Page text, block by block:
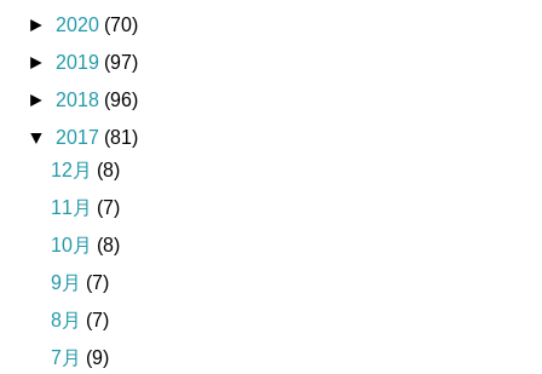
► 2020 (70)
► 2019 (97)
► 2018 (96)
▼ 2017 (81)
12月 (8)
11月 (7)
10月 (8)
9月 (7)
8月 (7)
7月 (9)